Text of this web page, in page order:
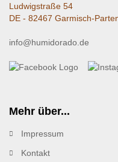
Ludwigstraße 54
DE - 82467 Garmisch-
info@humidorado.de
Mehr über...
Impressum
Kontakt